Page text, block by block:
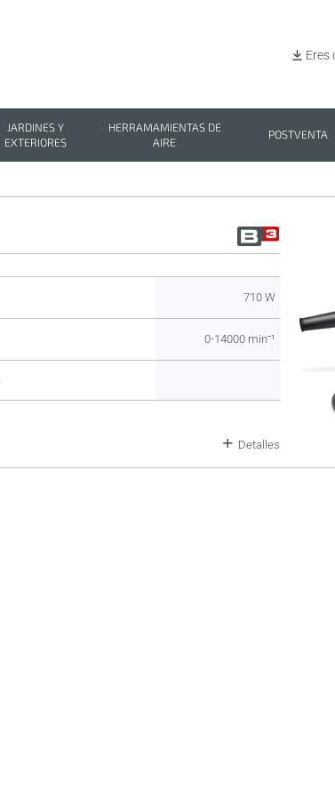
Eres
JARDINES Y
EXTERIORES
HERRAMAMIENTAS DE
AIRE
POSTVENTA
710 W
0-14000 minˉ¹
Detalles